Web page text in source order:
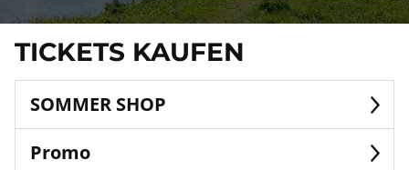
TICKETS KAUFEN
SOMMER SHOP
Promo